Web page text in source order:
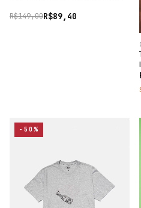
R$89,40
R$149,00
-50%